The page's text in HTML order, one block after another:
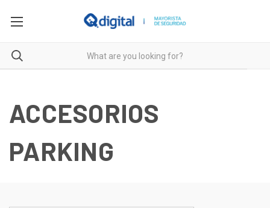
ACCESORIOS
PARKING